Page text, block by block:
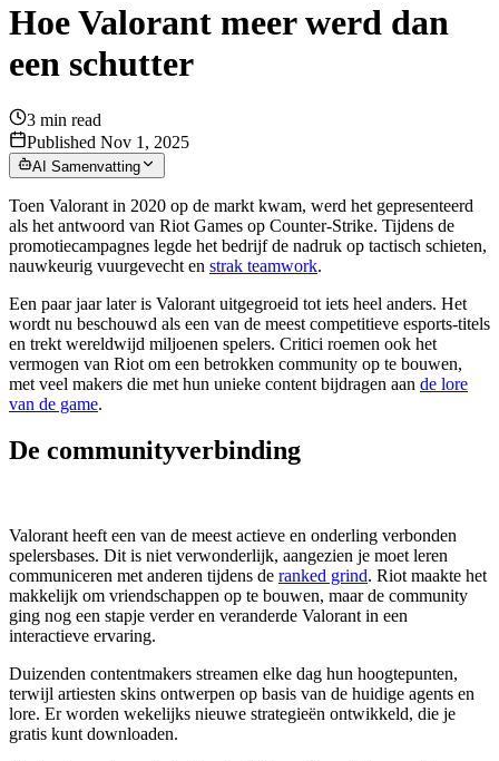
Hoe Valorant meer werd dan
een schutter
3 min read
Published Nov 1, 2025
AI Samenvatting
Toen Valorant in 2020 op de markt kwam, werd het gepresenteerd
als het antwoord van Riot Games op Counter-Strike. Tijdens de
promotiecampagnes legde het bedrijf de nadruk op tactisch schieten,
nauwkeurig vuurgevecht en strak teamwork.
Een paar jaar later is Valorant uitgegroeid tot iets heel anders. Het
wordt nu beschouwd als een van de meest competitieve esports-titels
en trekt wereldwijd miljoenen spelers. Critici roemen ook het
vermogen van Riot om een betrokken community op te bouwen,
met veel makers die met hun unieke content bijdragen aan de lore
van de game.
De communityverbinding
Valorant heeft een van de meest actieve en onderling verbonden
spelersbases. Dit is niet verwonderlijk, aangezien je moet leren
communiceren met anderen tijdens de ranked grind. Riot maakte het
makkelijk om vriendschappen op te bouwen, maar de community
ging nog een stapje verder en veranderde Valorant in een
interactieve ervaring.
Duizenden contentmakers streamen elke dag hun hoogtepunten,
terwijl artiesten skins ontwerpen op basis van de huidige agents en
lore. Er worden wekelijks nieuwe strategieën ontwikkeld, die je
gratis kunt downloaden.